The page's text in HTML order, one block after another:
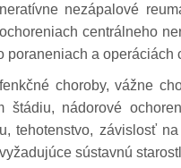
nezápalové
centrálneho
poraneniach a
choroby, vážne
štádiu, nádorové
tehotenstvo, závislosť
sústavnú